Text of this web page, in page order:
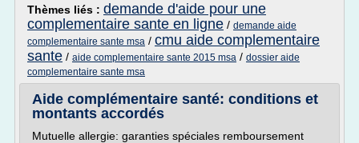
Thèmes liés : demande d'aide pour une
complementaire sante en ligne / demande aide
complementaire sante msa / cmu aide complementaire
sante / aide complementaire sante 2015 msa / dossier aide
complementaire sante msa
Aide complémentaire santé: conditions et
montants accordés
Mutuelle allergie: garanties spéciales remboursement